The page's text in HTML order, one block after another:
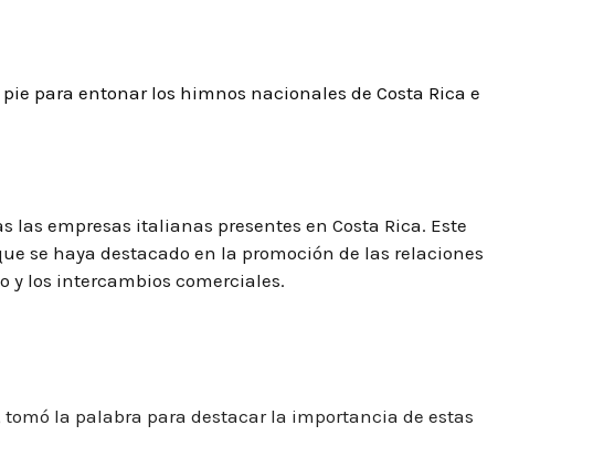
para entonar los himnos nacionales de Costa Rica e
empresas italianas presentes en Costa Rica. Este
se haya destacado en la promoción de las relaciones
y los intercambios comerciales.
la palabra para destacar la importancia de estas